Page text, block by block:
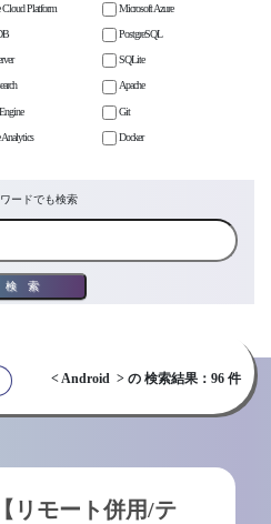
Cloud Platform Microsoft Azure
PostgreSQL
SQLite
Apache
Git
Docker
ードでも検索
検索
< Android > の 検索結果：96 件
モート併用/テ